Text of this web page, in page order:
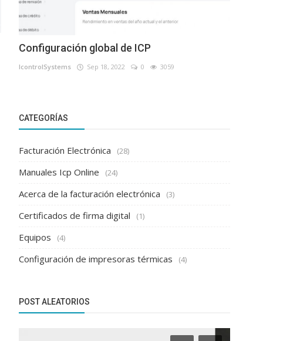
Configuración global de ICP
IcontrolSystems Sep 18, 2022 0 3059
CATEGORÍAS
Facturación Electrónica (28)
Manuales Icp Online (24)
Acerca de la facturación electrónica (3)
Certificados de firma digital (1)
Equipos (4)
Configuración de impresoras térmicas (4)
POST ALEATORIOS